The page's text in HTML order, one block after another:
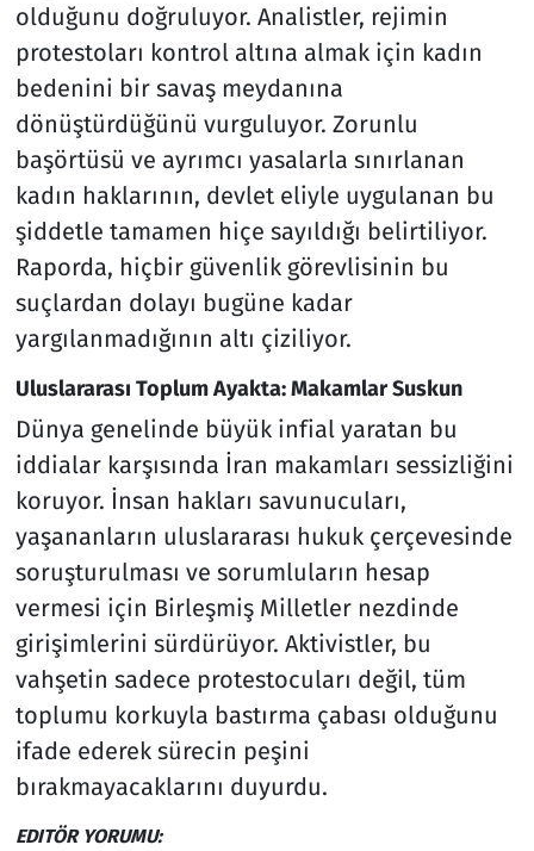
olduğunu doğruluyor. Analistler, rejimin
protestoları kontrol altına almak için kadın
bedenini bir savaş meydanına
dönüştürdüğünü vurguluyor. Zorunlu
başörtüsü ve ayrımcı yasalarla sınırlanan
kadın haklarının, devlet eliyle uygulanan bu
şiddetle tamamen hiçe sayıldığı belirtiliyor.
Raporda, hiçbir güvenlik görevlisinin bu
suçlardan dolayı bugüne kadar
yargılanmadığının altı çiziliyor.
Uluslararası Toplum Ayakta: Makamlar Suskun
Dünya genelinde büyük infial yaratan bu
iddialar karşısında İran makamları sessizliğini
koruyor. İnsan hakları savunucuları,
yaşananların uluslararası hukuk çerçevesinde
soruşturulması ve sorumluların hesap
vermesi için Birleşmiş Milletler nezdinde
girişimlerini sürdürüyor. Aktivistler, bu
vahşetin sadece protestocuları değil, tüm
toplumu korkuyla bastırma çabası olduğunu
ifade ederek sürecin peşini
bırakmayacaklarını duyurdu.
EDITÖR YORUMU: